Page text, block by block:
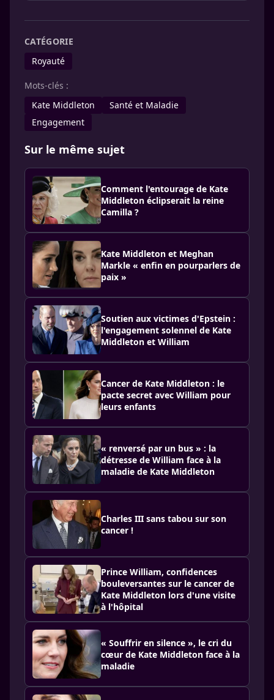
CATÉGORIE
Royauté
Mots-clés :
Kate Middleton
Santé et Maladie
Engagement
Sur le même sujet
Comment l'entourage de Kate
Middleton éclipserait la reine
Camilla ?
Kate Middleton et Meghan
Markle « enfin en pourparlers de
paix »
Soutien aux victimes d'Epstein :
l'engagement solennel de Kate
Middleton et William
Cancer de Kate Middleton : le
pacte secret avec William pour
leurs enfants
« renversé par un bus » : la
détresse de William face à la
maladie de Kate Middleton
Charles III sans tabou sur son
cancer !
Prince William, confidences
bouleversantes sur le cancer de
Kate Middleton lors d'une visite
à l'hôpital
« Souffrir en silence », le cri du
cœur de Kate Middleton face à la
maladie